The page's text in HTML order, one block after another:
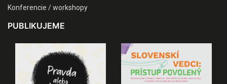
Konferencie / workshopy
PUBLIKUJEME